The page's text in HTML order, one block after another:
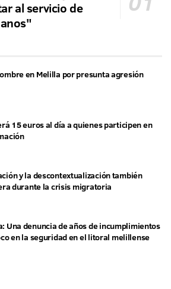
al servicio de
en Melilla por presunta agresión
15 euros al día a quienes participen en
y la descontextualización también
durante la crisis migratoria
Una denuncia de años de incumplimientos
en la seguridad en el litoral melillense